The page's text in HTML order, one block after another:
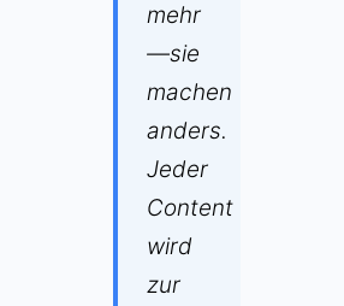
mehr
—sie
machen
anders.
Jeder
Content
wird
zur